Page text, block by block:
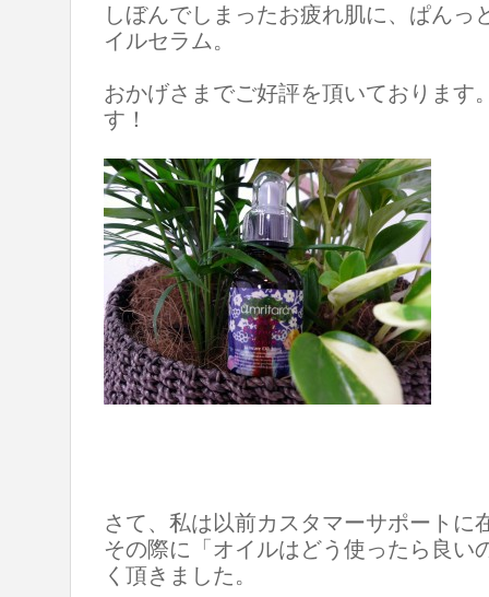
しぼんでしまったお疲れ肌に、ぱんっ
イルセラム。
おかげさまでご好評を頂いております
す！
さて、私は以前カスタマーサポートに
その際に「オイルはどう使ったら良い
く頂きました。